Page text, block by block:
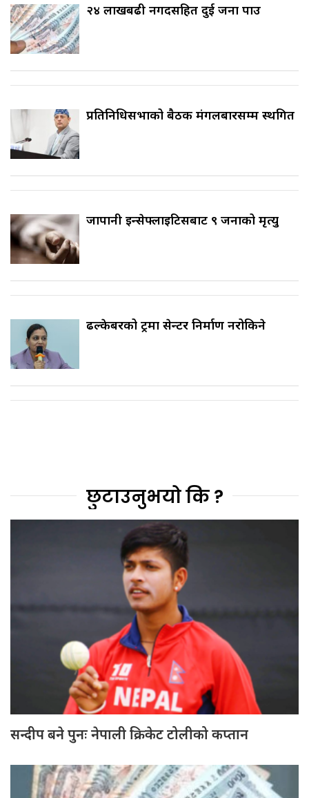
२४ लाखबढी नगदसहित दुई जना पक्राउ
प्रतिनिधिसभाको बैठक मंगलबारसम्म स्थगित
जापानी इन्सेफ्लाइटिसबाट ९ जनाको मृत्यु
ढल्केबरको ट्रमा सेन्टर निर्माण नरोकिने
छुटाउनुभयो कि ?
सन्दीप बने पुनः नेपाली क्रिकेट टोलीको कप्तान